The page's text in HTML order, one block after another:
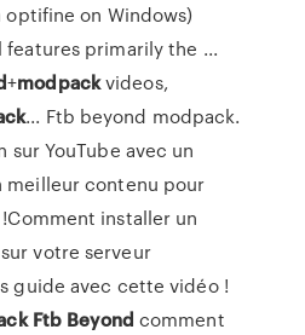
on Windows)
features primarily the ...
+modpackvideos,
... Ftb beyond modpack.
sur YouTube avec un
meilleur contenu pour
installer un
votre serveur
guide avec cette vidéo !
Ftb Beyond comment